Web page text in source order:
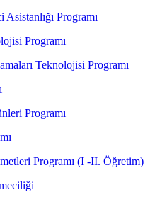
Programı
Programı
Teknolojisi Programı
Programı
Programı (I -II. Öğretim)